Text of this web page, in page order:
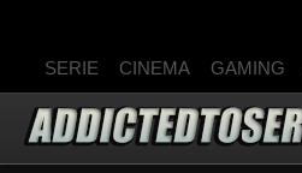
SERIE CINEMA GAMING